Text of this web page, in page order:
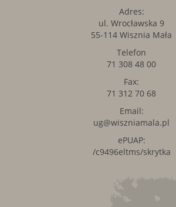
Adres:
ul. Wrocławska 9
55-114 Wisznia Mała
Telefon
71 308 48 00
Fax:
71 312 70 68
Email:
ug@wiszniamala.pl
ePUAP:
/c9496eltms/skrytka